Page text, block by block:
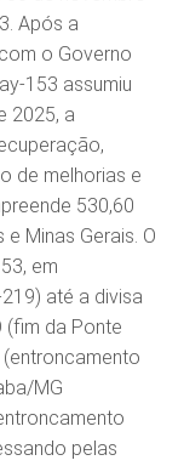
Após a
o Governo
153 assumiu
2025, a
de melhorias e
530,60
Minas Gerais. O
em
até a divisa
(fim da Ponte
MG
pelas